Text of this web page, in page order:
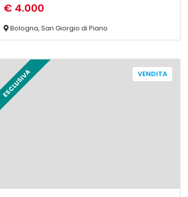
€ 4.000
Bologna, San Giorgio di Piano
VENDITA
ESCLUSIVA